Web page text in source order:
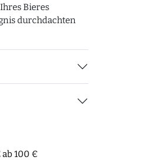
Bieres
durchdachten
100 €